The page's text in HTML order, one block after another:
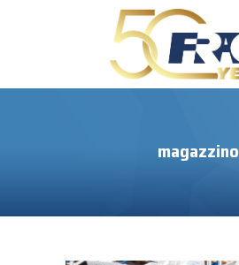
magazzino